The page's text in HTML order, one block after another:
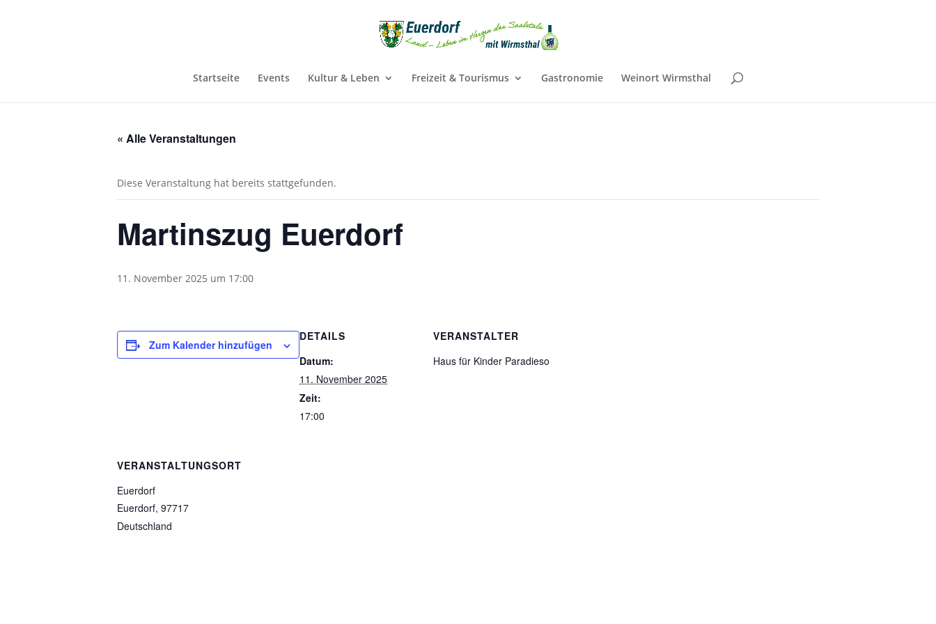
Startseite Events Kultur & Leben Freizeit & Tourismus Gastronomie Weinort Wirmsthal
« Alle Veranstaltungen
Diese Veranstaltung hat bereits stattgefunden.
Martinszug Euerdorf
11. November 2025 um 17:00
Zum Kalender hinzufügen
DETAILS
Datum:
11. November 2025
Zeit:
17:00
VERANSTALTER
Haus für Kinder Paradieso
VERANSTALTUNGSORT
Euerdorf
Euerdorf, 97717
Deutschland